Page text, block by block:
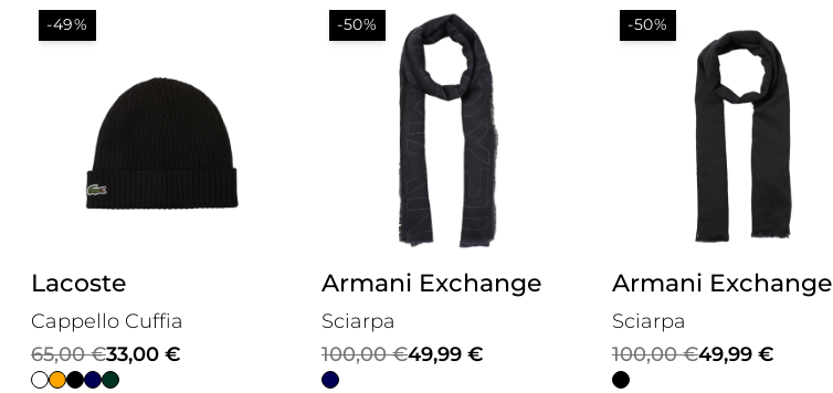
-49%
Lacoste
Cappello Cuffia
65,00€
Il
prezzo
33,00 €
Il
prezzo
-50%
Armani Exchange
Sciarpa
100,00€
Il
prezzo
49,99 €
Il
prezzo
-50%
Armani Exchange
Sciarpa
100,00€
Il
prezzo
49,99 €
Il
prezzo